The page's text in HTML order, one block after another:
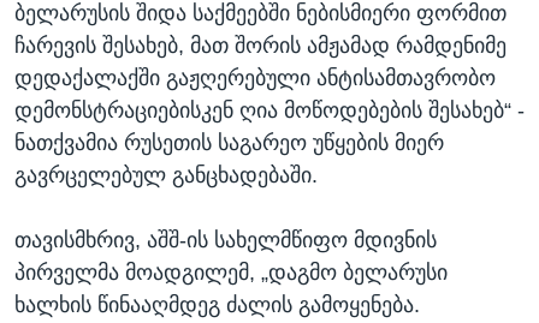
ბელარუსის შიდა საქმეებში ნებისმიერი ფორმით
ჩარევის შესახებ, მათ შორის ამჟამად რამდენიმე
დედაქალაქში გაჟღერებული ანტისამთავრობო
დემონსტრაციებისკენ ღია მოწოდებების შესახებ“ -
ნათქვამია რუსეთის საგარეო უწყების მიერ
გავრცელებულ განცხადებაში.
თავისმხრივ, აშშ-ის სახელმწიფო მდივნის
პირველმა მოადგილემ, „დაგმო ბელარუსი
ხალხის წინააღმდეგ ძალის გამოყენება.